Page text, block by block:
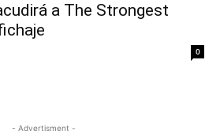
a The Strongest
0
- Advertisment -